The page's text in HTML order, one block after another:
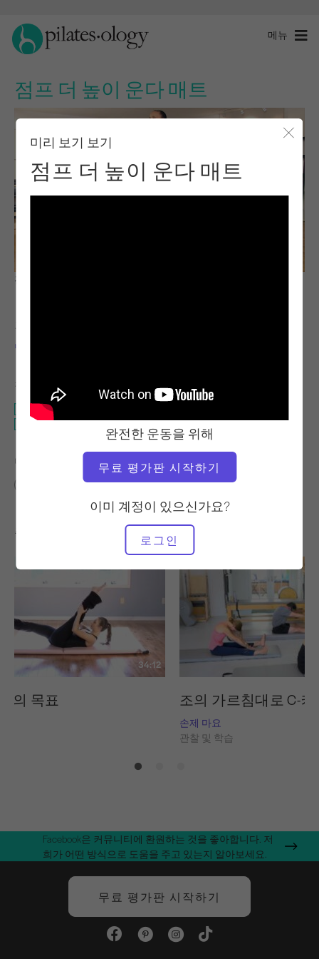
메뉴
점프 더 높이 운다 매트
미리 보기 보기
점프 더 높이 운다 매트
완전한 운동을 위해
무료 평가판 시작하기
이미 계정이 있으신가요?
로그인
관찰 및 학습
빅토리아 토리-카판
필요한 장비
매트
운다 의자
다음에 대한 유사한 클래스 찾기
매트 운다 의자
좋아할 만한 다른 운동
34:12
의 목표 조의 가르침대로 C-커
손제 마요
관찰 및 학습
Facebook은 커뮤니티에 환원하는 것을 좋아합니다. 저
희가 어떤 방식으로 도움을 주고 있는지 알아보세요.
무료 평가판 시작하기